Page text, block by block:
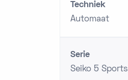
Techniek
Automaat
Serie
Seiko 5 Sports